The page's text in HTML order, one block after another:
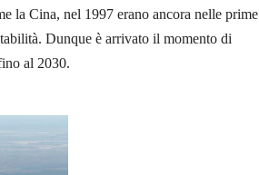
la Cina, nel 1997 erano ancora nelle prime
Dunque è arrivato il momento di
al 2030.